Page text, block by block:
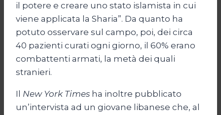
il potere e creare uno stato islamista in cui
viene applicata la Sharia”. Da quanto ha
potuto osservare sul campo, poi, dei circa
40 pazienti curati ogni giorno, il 60% erano
combattenti armati, la metà dei quali
stranieri.
Il New York Times ha inoltre pubblicato
un’intervista ad un giovane libanese che, al